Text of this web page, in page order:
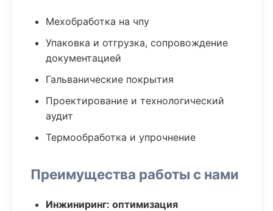
Мехобработка на чпу
Упаковка и отгрузка, сопровождение
документацией
Гальванические покрытия
Проектирование и технологический
аудит
Термообработка и упрочнение
Преимущества работы с нами
Инжиниринг: оптимизация